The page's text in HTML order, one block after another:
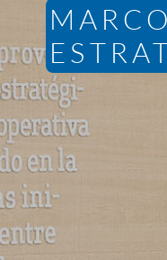
MARCO